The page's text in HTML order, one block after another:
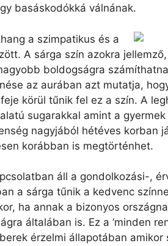
basáskodókká válnának.
a szimpatikus és a
A sárga szín azokra
boldogságra
az aurában azt mutatja,
körül tűnik fel ez a szín. A
sugarakkal amint a
nagyjából hétéves korban
korábban is megtörténhet.
áll a gondolkozási-,
a sárga tűnik a kedvenc
ha annak a bizonyos
általában is. Ez a ‘minden
érzelmi állapotában amikor